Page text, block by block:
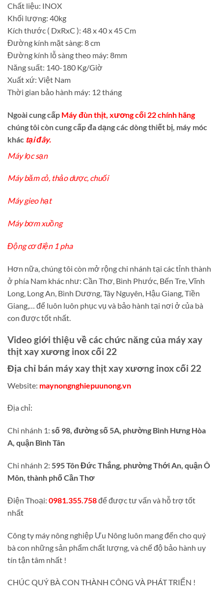
Chất liệu: INOX
Khối lượng: 40kg
Kích thước ( DxRxC ): 48 x 40 x 45 Cm
Đường kính mặt sàng: 8 cm
Đường kính lỗ sàng theo máy: 8mm
Năng suất: 140-180 Kg/Giờ
Xuất xứ: Việt Nam
Thời gian bảo hành máy: 12 tháng
Ngoài cung cấp Máy đùn thịt, xương cối 22 chính hãng
chúng tôi còn cung cấp đa dạng các dòng thiết bị, máy móc
khác tại đây.
Máy lọc sạn
Máy băm cỏ, thảo dược, chuối
Máy gieo hạt
Máy bơm xuồng
Động cơ điện 1 pha
Hơn nữa, chúng tôi còn mở rộng chi nhánh tại các tỉnh thành
ở phía Nam khác như: Cần Thơ, Bình Phước, Bến Tre, Vĩnh
Long, Long An, Bình Dương, Tây Nguyên, Hậu Giang, Tiền
Giang,… để luôn luôn phục vụ và bảo hành tại nơi ở của bà
con được tốt nhất.
Video giới thiệu về các chức năng của máy xay
thịt xay xương inox cối 22
Địa chỉ bán máy xay thịt xay xương inox cối 22
Website: maynongnghiepuunong.vn
Địa chỉ:
Chi nhánh 1: số 98, đường số 5A, phường Bình Hưng Hòa
A, quận Bình Tân
Chi nhánh 2: 595 Tôn Đức Thắng, phường Thới An, quận Ô
Môn, thành phố Cần Thơ
Điện Thoại: 0981.355.758để được tư vấn và hỗ trợ tốt
nhất
Công ty máy nông nghiệp Ưu Nông luôn mang đến cho quý
bà con những sản phẩm chất lượng, và chế độ bảo hành uy
tín tận tâm nhất !
CHÚC QUÝ BÀ CON THÀNH CÔNG VÀ PHÁT TRIỂN !